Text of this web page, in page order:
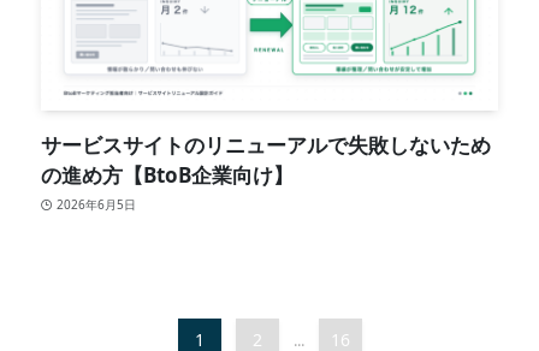
サービスサイトのリニューアルで失敗しないため
の進め方【BtoB企業向け】
2026年6月5日
1 2 ... 16